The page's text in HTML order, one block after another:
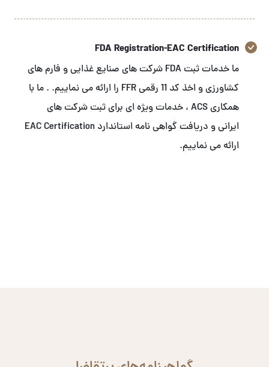
FDA Registration-EAC Certification
ما خدمات ثبت FDA شرکت های صنایع غذایی و فارم های
کشاورزی و اخذ کد 11 رقمی FFR را ارائه می نماییم. . ما با
همکاری ACS ، خدمات ویژه ای برای ثبت شرکت های
ایرانی و دریافت گواهی نامه استاندارد EAC Certification
ارائه می نماییم.